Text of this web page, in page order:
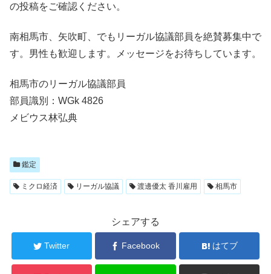
の投稿をご確認ください。
南相馬市、矢吹町、でもリーガル協議部員を絶賛募集中で
す。男性も歓迎します。メッセージをお待ちしています。
相馬市のリーガル協議部員
部員識別：WGk 4826
メビウス林弘典
鑑定
ミクロ経済 リーガル協議 渡邊優太 香川雇用 相馬市
シェアする
Twitter Facebook はてブ